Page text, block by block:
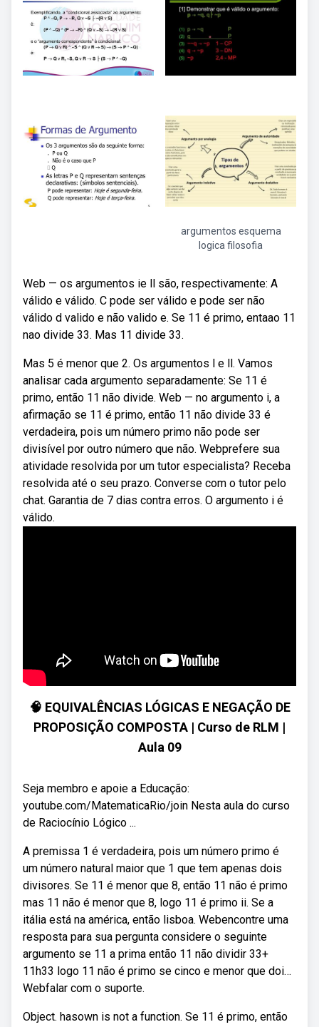
argumentos esquema
logica filosofia
Web — os argumentos ie ll são, respectivamente: A
válido e válido. C pode ser válido e pode ser não
válido d valido e não valido e. Se 11 é primo, entaao 11
nao divide 33. Mas 11 divide 33.
Mas 5 é menor que 2. Os argumentos l e ll. Vamos
analisar cada argumento separadamente: Se 11 é
primo, então 11 não divide. Web — no argumento i, a
afirmação se 11 é primo, então 11 não divide 33 é
verdadeira, pois um número primo não pode ser
divisível por outro número que não. Webprefere sua
atividade resolvida por um tutor especialista? Receba
resolvida até o seu prazo. Converse com o tutor pelo
chat. Garantia de 7 dias contra erros. O argumento i é
válido.
🧠 EQUIVALÊNCIAS LÓGICAS E NEGAÇÃO DE
PROPOSIÇÃO COMPOSTA | Curso de RLM |
Aula 09
Seja membro e apoie a Educação:
youtube.com/MatematicaRio/join Nesta aula do curso
de Raciocínio Lógico ...
A premissa 1 é verdadeira, pois um número primo é
um número natural maior que 1 que tem apenas dois
divisores. Se 11 é menor que 8, então 11 não é primo
mas 11 não é menor que 8, logo 11 é primo ii. Se a
itália está na américa, então lisboa. Webencontre uma
resposta para sua pergunta considere o seguinte
argumento se 11 a prima então 11 não dividir 33+
11h33 logo 11 não é primo se cinco e menor que doi…
Webfalar com o suporte.
Object. hasown is not a function. Se 11 é primo, então